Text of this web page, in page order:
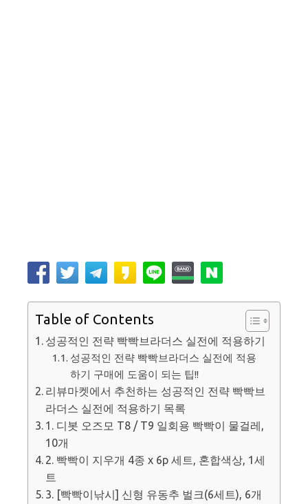
Table of Contents
성공적인 전략 빡빡브라더스 실전에 적용하기
성공적인 전략 빡빡브라더스 실전에 적용
하기 구매에 도움이 되는 팁!!
리뷰마켓에서 추천하는 성공적인 전략 빡빡브
라더스 실전에 적용하기 목록
1. 디봇 오즈모 T8 / T9 일회용 빡빡이 물걸레,
10개
2. 빡빡이 지우개 4종 x 6p 세트, 혼합색상, 1세
트
3. [빡빡이낚시] 신형 유동추 벌크(6세트), 6개